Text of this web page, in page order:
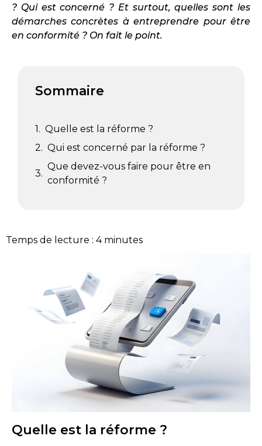
? Qui est concerné ? Et surtout, quelles sont les
démarches concrètes à entreprendre pour être
en conformité ? On fait le point.
Sommaire
Quelle est la réforme ?
Qui est concerné par la réforme ?
Que devez-vous faire pour être en
conformité ?
Temps de lecture : 4 minutes
Quelle est la réforme ?